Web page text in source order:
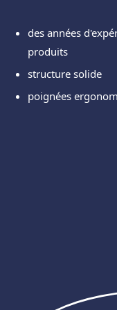
des années
produits
structure solide
poignées